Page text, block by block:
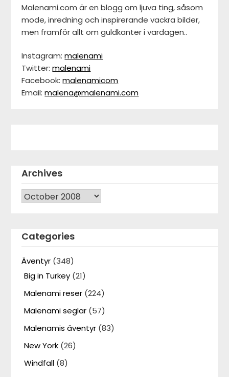
Malenami.com är en blogg om ljuva ting, såsom
mode, inredning och inspirerande vackra bilder,
men framför allt om guldkanter i vardagen..
Instagram:malenami
Twitter:malenami
Facebook:malenamicom
Email:malena@malenami.com
Archives
Archives
Categories
Äventyr (348)
Big in Turkey (21)
Malenami reser (224)
Malenami seglar (57)
Malenamis äventyr (83)
New York (26)
Windfall (8)